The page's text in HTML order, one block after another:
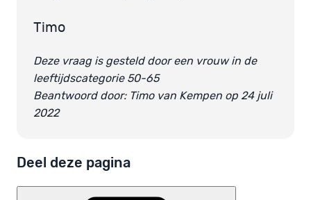
Timo
Deze vraag is gesteld door een vrouw in de
leeftijdscategorie 50-65
Beantwoord door: Timo van Kempen op 24 juli
2022
Deel deze pagina